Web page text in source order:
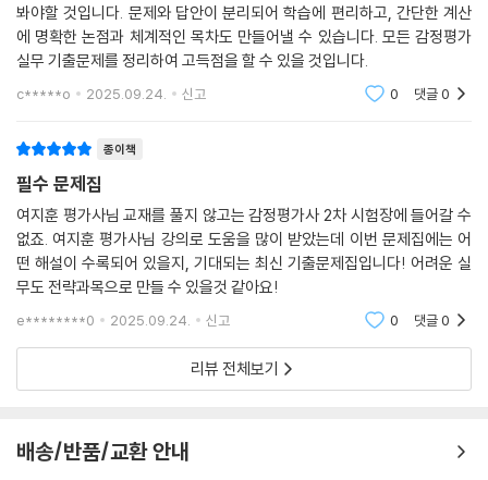
봐야할 것입니다. 문제와 답안이 분리되어 학습에 편리하고, 간단한 계산
에 명확한 논점과 체계적인 목차도 만들어낼 수 있습니다. 모든 감정평가
실무 기출문제를 정리하여 고득점을 할 수 있을 것입니다.
c*****o 2025.09.24. 신고 0 댓글0
종이책
필수 문제집
여지훈 평가사님 교재를 풀지 않고는 감정평가사 2차 시험장에 들어갈 수
없죠. 여지훈 평가사님 강의로 도움을 많이 받았는데 이번 문제집에는 어
떤 해설이 수록되어 있을지, 기대되는 최신 기출문제집입니다! 어려운 실
무도 전략과목으로 만들 수 있을것 같아요!
e********0 2025.09.24. 신고 0 댓글0
리뷰 전체보기
배송/반품/교환 안내